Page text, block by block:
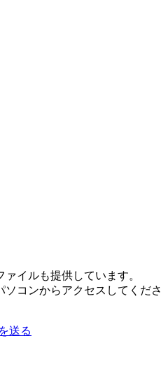
イルも提供しています。
コンからアクセスしてくださ
送る